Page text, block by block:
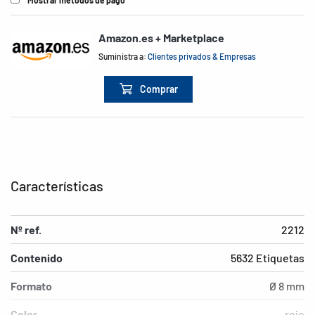
Amazon.es + Marketplace
Suministra a:Clientes privados & Empresas
Comprar
Características
Nº ref. 2212
Contenido 5632 Etiquetas
Formato Ø 8 mm